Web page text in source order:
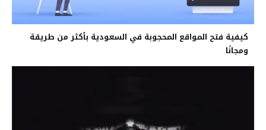
كيفية فتح المواقع المحجوبة في السعودية بأكثر من طريقة
ومجانًا